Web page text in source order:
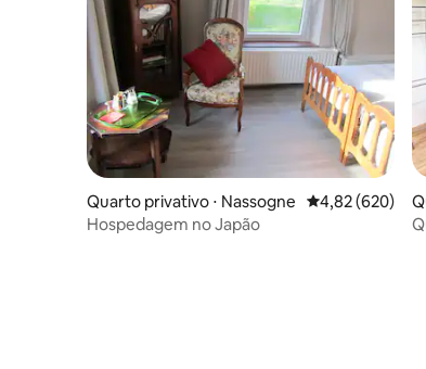
Quarto privativo ⋅ Nassogne 4,82 de uma
4,82 (620)
Hospedagem no Japão